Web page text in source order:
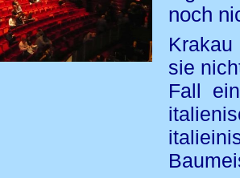
noch
sie
Fall